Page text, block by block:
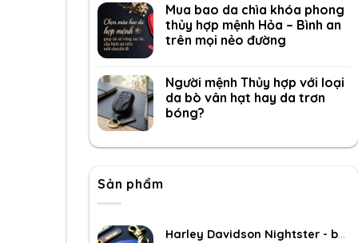
Mua bao da chìa khóa phong
thủy hợp mệnh Hỏa – Bình an
trên mọi nẻo đường
Người mệnh Thủy hợp với loại
da bò vân hạt hay da trơn
bóng?
Sản phẩm
Harley Davidson Nightster - bao da chìa khóa